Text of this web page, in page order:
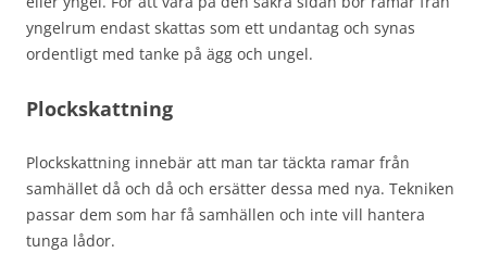
yngelrum endast skattas som ett undantag och synas
ordentligt med tanke på ägg och ungel.
Plockskattning
Plockskattning innebär att man tar täckta ramar från
samhället då och då och ersätter dessa med nya. Tekniken
passar dem som har få samhällen och inte vill hantera
tunga lådor.